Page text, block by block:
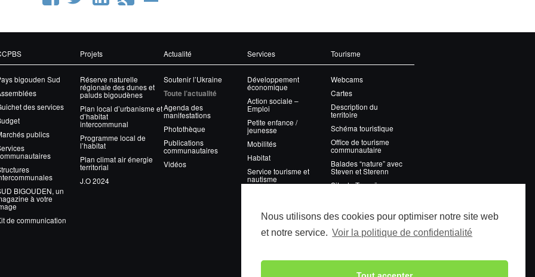
bigouden Sud
des services
publics
BIGOUDEN, un
à votre
de communication
Projets
Réserve naturelle
régionale des dunes et
paluds bigoudènes
Plan local d’urbanisme et
d’habitat
intercommunal
Programme local de
l’habitat
Plan climat air énergie
territorial
J.O 2024
Actualité
Soutenir l’Ukraine
Toute l’actualité
Agenda des
manifestations
Photothèque
Publications
communautaires
Vidéos
Services
Développement
économique
Action sociale –
Emploi
Petite enfance /
jeunesse
Mobilités
Habitat
Service tourisme et
nautisme
Assainissement
Environnement
Tourisme
Webcams
Cartes
Description du
territoire
Schéma touristique
Office de tourisme
communautaire
Balades “nature” avec
Steven et Sterenn
Site de Tronoën
Nous utilisons des cookies pour optimiser notre site web
et notre service. Voir la politique de confidentialité